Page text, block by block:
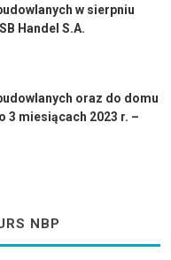
w sierpniu
Handel S.A.
oraz do domu
3 miesiącach 2023 r. –
NBP